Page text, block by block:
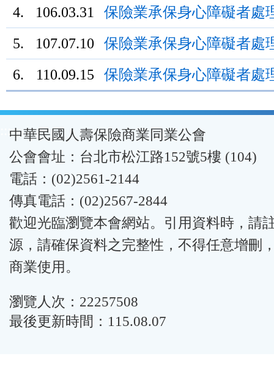
4.
106.03.31
保險業承保身心障礙者處
5.
107.07.10
保險業承保身心障礙者處
6.
110.09.15 保險業承保身心障礙者處
:::中華民國人壽保險商業同業公會
公會會址：台北市松江路152號5樓 (104)
電話：(02)2561-2144
傳真電話：(02)2567-2844
歡迎光臨瀏覽本會網站。引用資料時，請
源，請確保資料之完整性，不得任意增刪
商業使用。
瀏覽人次：22257508
最後更新時間：115.08.07